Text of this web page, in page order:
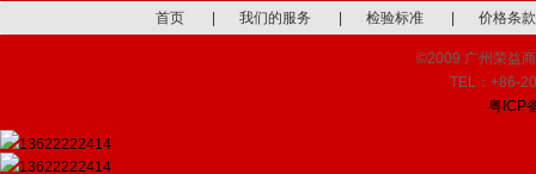
首页 我们的服务 检验标准 价格条款
©2009 广州荣益
TEL：+86-
粤ICP
13622222414
13622222414